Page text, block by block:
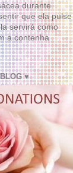
durante
que ela pulse
servirá como
a contenha
♥